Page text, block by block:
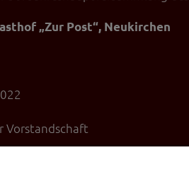
„Zur Post“, Neukirchen
Vorstandschaft